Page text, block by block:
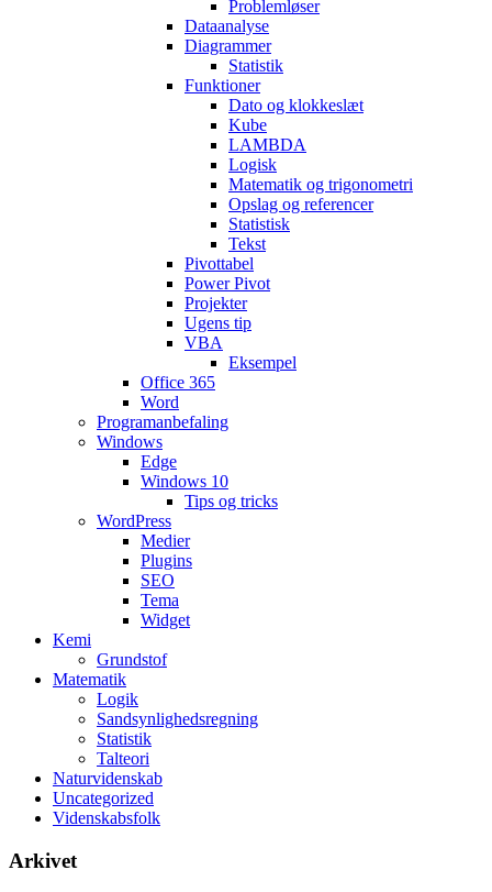
Problemløser
Dataanalyse
Diagrammer
Statistik
Funktioner
Dato og klokkeslæt
Kube
LAMBDA
Logisk
Matematik og trigonometri
Opslag og referencer
Statistisk
Tekst
Pivottabel
Power Pivot
Projekter
Ugens tip
VBA
Eksempel
Office 365
Word
Programanbefaling
Windows
Edge
Windows 10
Tips og tricks
WordPress
Medier
Plugins
SEO
Tema
Widget
Kemi
Grundstof
Matematik
Logik
Sandsynlighedsregning
Statistik
Talteori
Naturvidenskab
Uncategorized
Videnskabsfolk
Arkivet